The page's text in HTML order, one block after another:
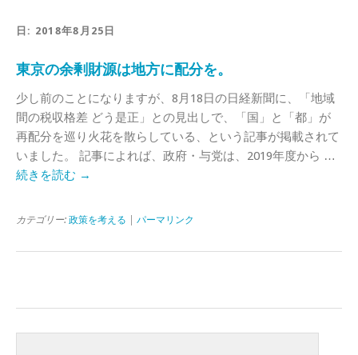
日: 2018年8月25日
東京の余剰財源は地方に配分を。
少し前のことになりますが、8月18日の日経新聞に、「地域
間の税収格差 どう是正」との見出しで、「国」と「都」が
再配分を巡り火花を散らしている、という記事が掲載されて
いました。 記事によれば、政府・与党は、2019年度から …
続きを読む →
カテゴリー: 政策を考える パーマリンク